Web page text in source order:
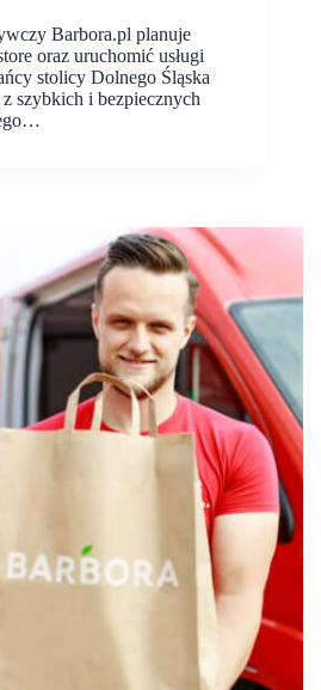
Barbora.pl planuje
oraz uruchomić usługi
stolicy Dolnego Śląska
szybkich i bezpiecznych